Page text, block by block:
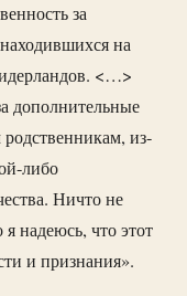
за
на
<…>
дополнительные
из-
либо
Ничто не
надеюсь, что этот
и признания».